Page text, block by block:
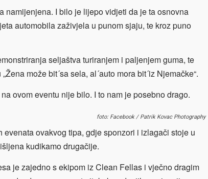
namijenjena. I bilo je lijepo vidjeti da je ta osnovna
automobila zaživjela u punom sjaju, te kroz puno
seljaštva turiranjem i paljenjem guma, te
može bit´sa sela, al´auto mora bit´iz Njemačke“.
ovom eventu nije bilo. I to nam je posebno drago.
foto: Facebook / Patrik Kovac Photography
ovakvog tipa, gdje sponzori i izlagači stoje u
kudikamo drugačije.
je zajedno s ekipom iz Clean Fellas i vječno dragim